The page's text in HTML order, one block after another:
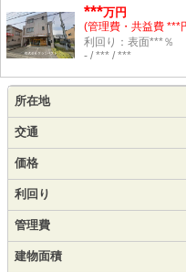
***万円
(管理費・共益費 ***
利回り：表面***％
- / *** / ***
所在地
交通
価格
利回り
管理費
建物面積